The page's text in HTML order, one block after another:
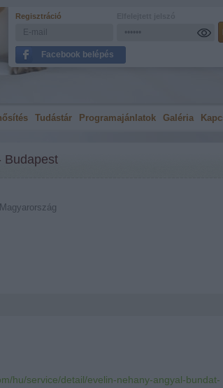
Regisztráció
Facebook belépés
Tudástár Programajánlatok Galéria
Budapest
hu/service/detail/evelin-nehany-angyal-bundat-